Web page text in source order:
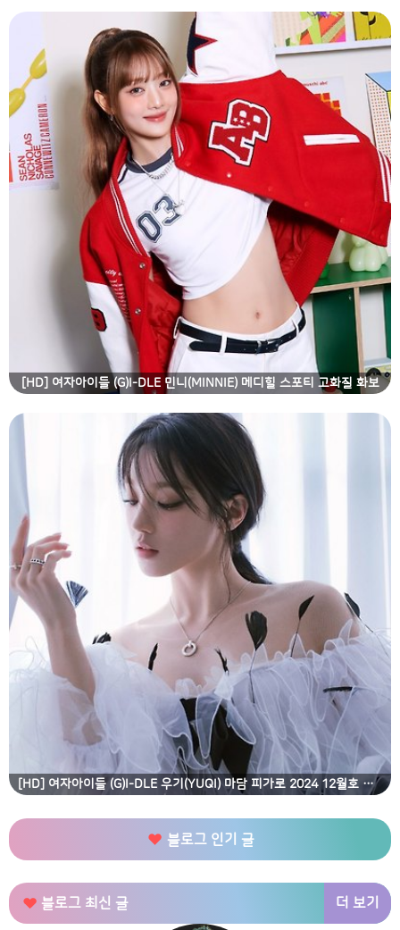
[HD] 여자아이들 (G)I-DLE 민니(MINNIE) 메디힐 스포티 고화질 화보
[HD] 여자아이들 (G)I-DLE 우기(YUQI) 마담 피가로 2024 12월호 고화질 화보
블로그 인기 글
블로그 최신 글 더 보기